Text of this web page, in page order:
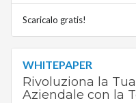
Scaricalo gratis!
WHITEPAPER
Rivoluziona la
Aziendale con la